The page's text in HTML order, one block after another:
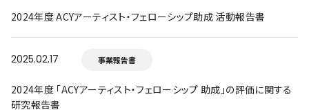
2024年度 ACYアーティスト・フェローシップ助成 活動報告書
2025.02.17 事業報告書
2024年度 「ACYアーティスト・フェローシップ 助成」の評価に関する
研究報告書